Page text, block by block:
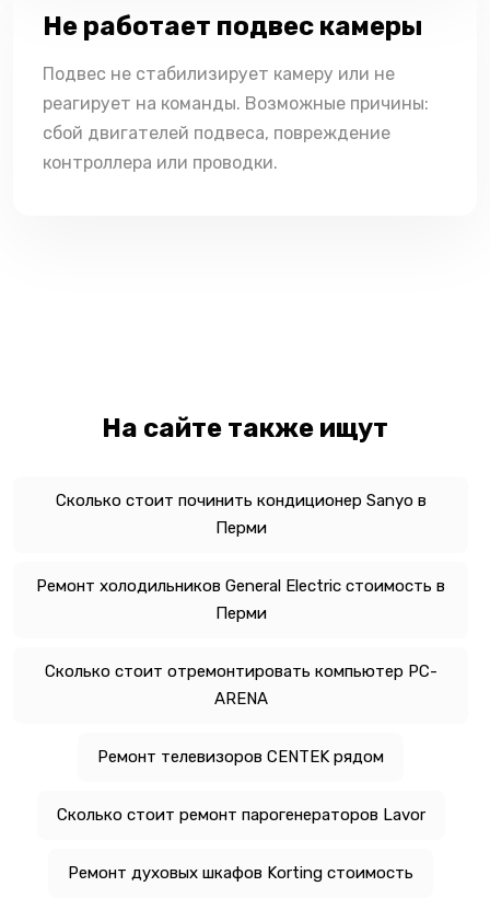
Не работает подвес камеры
Подвес не стабилизирует камеру или не
реагирует на команды. Возможные причины:
сбой двигателей подвеса, повреждение
контроллера или проводки.
На сайте также ищут
Сколько стоит починить кондиционер Sanyo в
Перми
Ремонт холодильников General Electric стоимость в
Перми
Сколько стоит отремонтировать компьютер PC-
ARENA
Ремонт телевизоров CENTEK рядом
Сколько стоит ремонт парогенераторов Lavor
Ремонт духовых шкафов Korting стоимость